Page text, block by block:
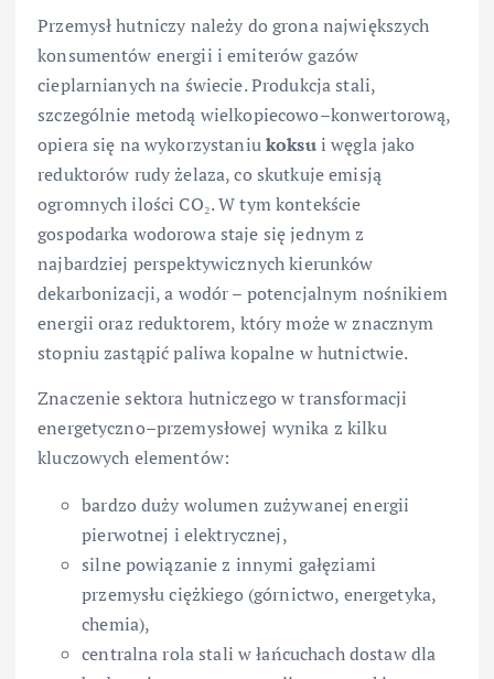
Przemysł hutniczy należy do grona największych
konsumentów energii i emiterów gazów
cieplarnianych na świecie. Produkcja stali,
szczególnie metodą wielkopiecowo–konwertorową,
opiera się na wykorzystaniukoksui węgla jako
reduktorów rudy żelaza, co skutkuje emisją
ogromnych ilości CO₂. W tym kontekście
gospodarka wodorowa staje się jednym z
najbardziej perspektywicznych kierunków
dekarbonizacji, a wodór – potencjalnym nośnikiem
energii oraz reduktorem, który może w znacznym
stopniu zastąpić paliwa kopalne w hutnictwie.
Znaczenie sektora hutniczego w transformacji
energetyczno–przemysłowej wynika z kilku
kluczowych elementów:
bardzo duży wolumen zużywanej energii
pierwotnej i elektrycznej,
silne powiązanie z innymi gałęziami
przemysłu ciężkiego (górnictwo, energetyka,
chemia),
centralna rola stali w łańcuchach dostaw dla